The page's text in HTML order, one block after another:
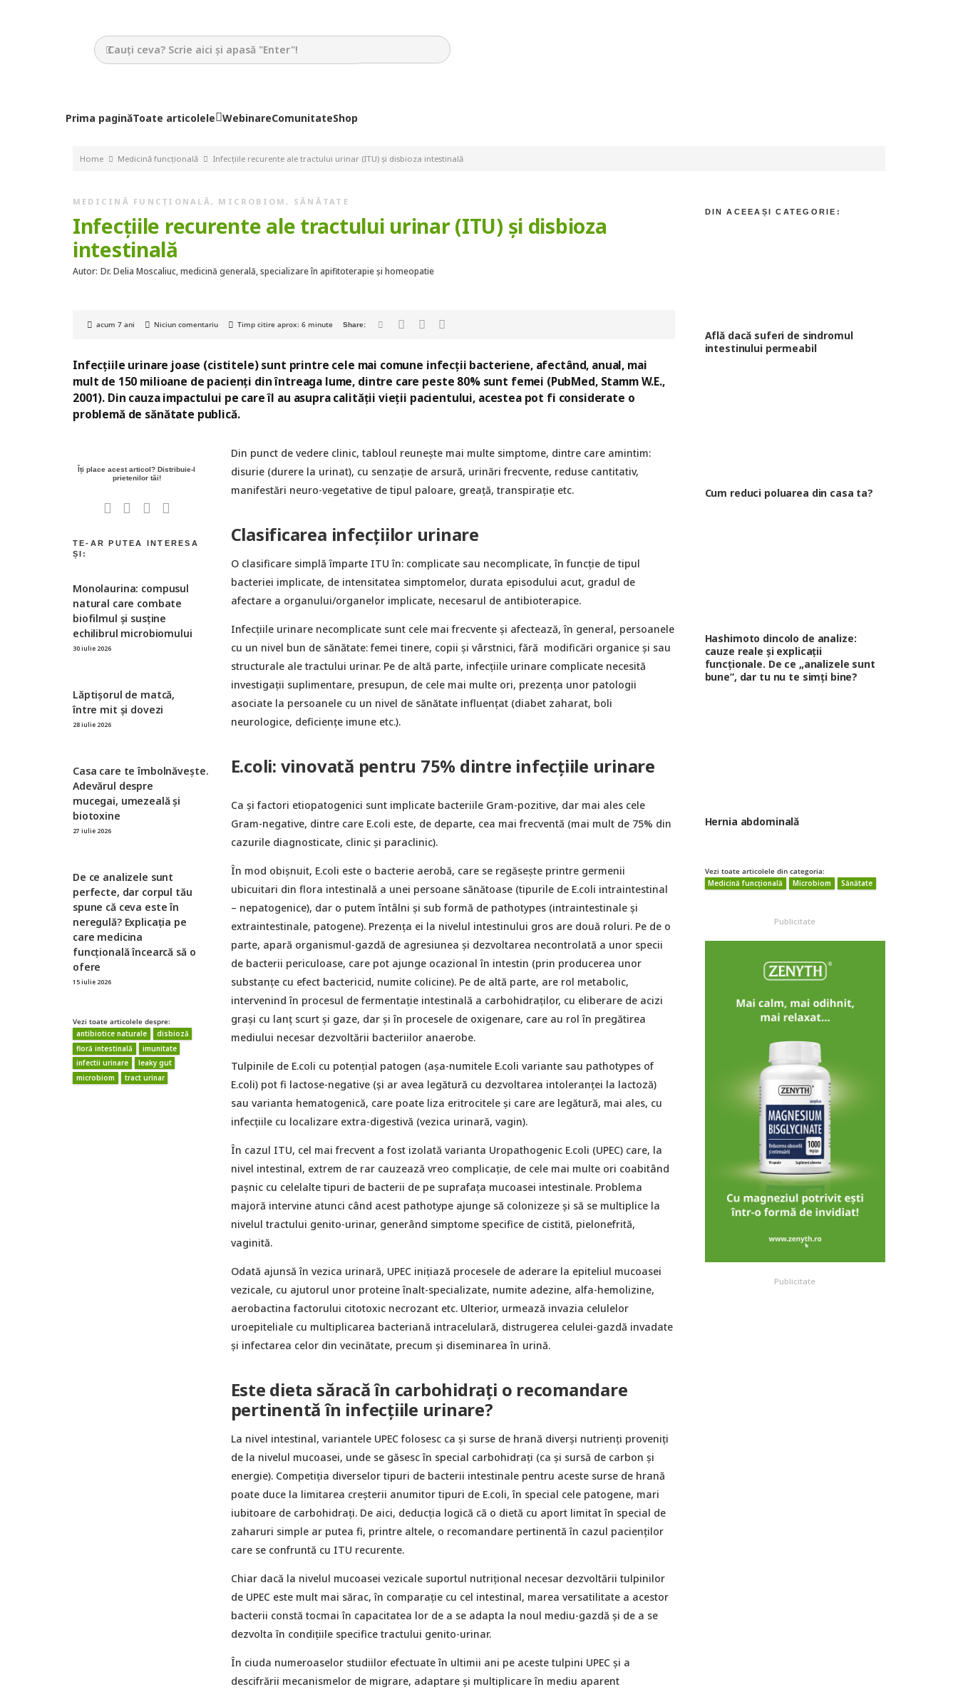
Prima paginăToate articolele WebinareComunitateShop
Home Medicină funcțională Infecțiile recurente ale tractului urinar (ITU) și disbioza intestinală
MEDICINĂ FUNCȚIONALĂ , MICROBIOM , SĂNĂTATE
Infecțiile recurente ale tractului urinar (ITU) și disbioza
intestinală
Autor: Dr. Delia Moscaliuc, medicină generală, specializare în apifitoterapie și homeopatie
acum 7 ani Niciun comentariu Timp citire aprox: 6 minute
Infecțiile urinare joase (cistitele) sunt printre cele mai comune infecții bacteriene, afectând, anual, mai
mult de 150 milioane de pacienți din întreaga lume, dintre care peste 80% sunt femei (PubMed, Stamm W.E.,
2001). Din cauza impactului pe care îl au asupra calității vieții pacientului, acestea pot fi considerate o
problemă de sănătate publică.
Monolaurina: compusul
natural care combate
biofilmul și susține
echilibrul microbiomului
30 iulie 2026
Lăptișorul de matcă,
între mit și dovezi
28 iulie 2026
Casa care te îmbolnăvește.
Adevărul despre
mucegai, umezeală și
biotoxine
27 iulie 2026
De ce analizele sunt
perfecte, dar corpul tău
spune că ceva este în
neregulă? Explicația pe
care medicina
funcțională încearcă să o
ofere
15 iulie 2026
Vezi toate articolele despre:
antibiotice naturale
disbioză
floră intestinală
imunitate
infectii urinare
leaky gut
microbiom
tract urinar
Din punct de vedere clinic, tabloul reunește mai multe simptome, dintre care amintim:
disurie (durere la urinat), cu senzație de arsură, urinări frecvente, reduse cantitativ,
manifestări neuro-vegetative de tipul paloare, greață, transpirație etc.
Clasificarea infecțiilor urinare
O clasificare simplă împarte ITU în: complicate sau necomplicate, în funcție de tipul
bacteriei implicate, de intensitatea simptomelor, durata episodului acut, gradul de
afectare a organului/organelor implicate, necesarul de antibioterapice.
Infecțiile urinare necomplicate sunt cele mai frecvente și afectează, în general, persoanele
cu un nivel bun de sănătate: femei tinere, copii și vârstnici, fără modificări organice și sau
structurale ale tractului urinar. Pe de altă parte, infecțiile urinare complicate necesită
investigații suplimentare, presupun, de cele mai multe ori, prezența unor patologii
asociate la persoanele cu un nivel de sănătate influențat (diabet zaharat, boli
neurologice, deficiențe imune etc.).
E.coli: vinovată pentru 75% dintre infecțiile urinare
Ca și factori etiopatogenici sunt implicate bacteriile Gram-pozitive, dar mai ales cele
Gram-negative, dintre care E.coli este, de departe, cea mai frecventă (mai mult de 75% din
cazurile diagnosticate, clinic și paraclinic).
În mod obișnuit, E.coli este o bacterie aerobă, care se regăsește printre germenii
ubicuitari din flora intestinală a unei persoane sănătoase (tipurile de E.coli intraintestinal
– nepatogenice), dar o putem întâlni și sub formă de pathotypes (intraintestinale și
extraintestinale, patogene). Prezența ei la nivelul intestinului gros are două roluri. Pe de o
parte, apară organismul-gazdă de agresiunea și dezvoltarea necontrolată a unor specii
de bacterii periculoase, care pot ajunge ocazional în intestin (prin producerea unor
substanțe cu efect bactericid, numite colicine). Pe de altă parte, are rol metabolic,
intervenind în procesul de fermentație intestinală a carbohidraților, cu eliberare de acizi
grași cu lanț scurt și gaze, dar și în procesele de oxigenare, care au rol în pregătirea
mediului necesar dezvoltării bacteriilor anaerobe.
Tulpinile de E.coli cu potențial patogen (așa-numitele E.coli variante sau pathotypes of
E.coli) pot fi lactose-negative (și ar avea legătură cu dezvoltarea intoleranței la lactoză)
sau varianta hematogenică, care poate liza eritrocitele și care are legătură, mai ales, cu
infecțiile cu localizare extra-digestivă (vezica urinară, vagin).
În cazul ITU, cel mai frecvent a fost izolată varianta Uropathogenic E.coli (UPEC) care, la
nivel intestinal, extrem de rar cauzează vreo complicație, de cele mai multe ori coabitând
pașnic cu celelalte tipuri de bacterii de pe suprafața mucoasei intestinale. Problema
majoră intervine atunci când acest pathotype ajunge să colonizeze și să se multiplice la
nivelul tractului genito-urinar, generând simptome specifice de cistită, pielonefrită,
vaginită.
Odată ajunsă în vezica urinară, UPEC inițiază procesele de aderare la epiteliul mucoasei
vezicale, cu ajutorul unor proteine înalt-specializate, numite adezine, alfa-hemolizine,
aerobactina factorului citotoxic necrozant etc. Ulterior, urmează invazia celulelor
uroepiteliale cu multiplicarea bacteriană intracelulară, distrugerea celulei-gazdă invadate
și infectarea celor din vecinătate, precum și diseminarea în urină.
Este dieta săracă în carbohidrați o recomandare
pertinentă în infecțiile urinare?
La nivel intestinal, variantele UPEC folosesc ca și surse de hrană diverși nutrienți proveniți
de la nivelul mucoasei, unde se găsesc în special carbohidrați (ca și sursă de carbon și
energie). Competiția diverselor tipuri de bacterii intestinale pentru aceste surse de hrană
poate duce la limitarea creșterii anumitor tipuri de E.coli, în special cele patogene, mari
iubitoare de carbohidrați. De aici, deducția logică că o dietă cu aport limitat în special de
zaharuri simple ar putea fi, printre altele, o recomandare pertinentă în cazul pacienților
care se confruntă cu ITU recurente.
Chiar dacă la nivelul mucoasei vezicale suportul nutrițional necesar dezvoltării tulpinilor
de UPEC este mult mai sărac, în comparație cu cel intestinal, marea versatilitate a acestor
bacterii constă tocmai în capacitatea lor de a se adapta la noul mediu-gazdă și de a se
dezvolta în condițiile specifice tractului genito-urinar.
În ciuda numeroaselor studiilor efectuate în ultimii ani pe aceste tulpini UPEC și a
descifrării mecanismelor de migrare, adaptare și multiplicare în mediu aparent
Află dacă suferi de sindromul
intestinului permeabil
Cum reduci poluarea din casa ta?
Hashimoto dincolo de analize:
cauze reale și explicații
funcționale. De ce „analizele sunt
bune”, dar tu nu te simți bine?
Hernia abdominală
Vezi toate articolele din categoria:
Medicină funcțională
Microbiom Sănătate
Publicitate
Publicitate